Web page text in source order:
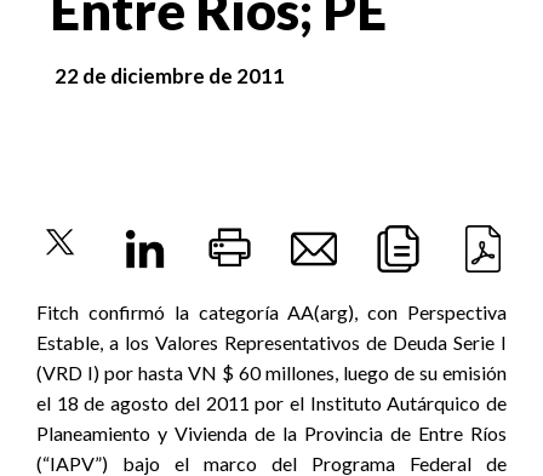
22 de diciembre de 2011
Fitch confirmó la categoría AA(arg), con Perspectiva
Estable, a los Valores Representativos de Deuda Serie I
(VRD I) por hasta VN $ 60 millones, luego de su emisión
el 18 de agosto del 2011 por el Instituto Autárquico de
Planeamiento y Vivienda de la Provincia de Entre Ríos
(“IAPV”) bajo el marco del Programa Federal de